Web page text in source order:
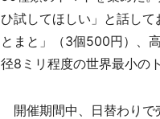
ひ試してほしい」と話し
とまと」（3個500円）、
径8ミリ程度の世界最小の
開催期間中、日替わりで